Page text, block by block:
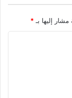
مشار إليها بـ *